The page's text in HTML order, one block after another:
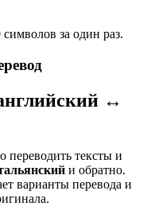
символов за один раз.
↔
переводить тексты и
и обратно.
варианты перевода и